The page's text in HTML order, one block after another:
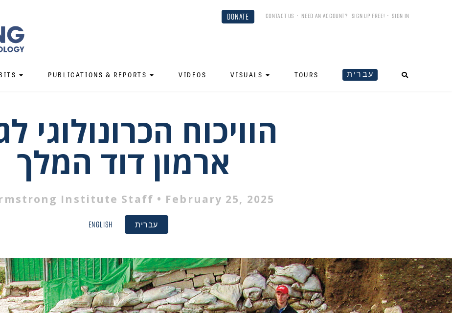
DONATE CONTACT US • NEED AN ACCOUNT? SIGN UP FREE! •SIGN IN
PUBLICATIONS & REPORTS VIDEOS VISUALS TOURS עברית
הוויכוח הכרונולוגי
ארמון דוד המלך
Institute Staff • February 25, 2025
English עברית